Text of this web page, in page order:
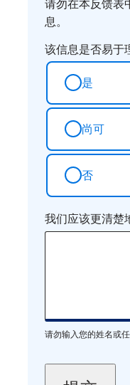
请勿在本反馈表
息。
该信息是否易于
是
尚可
否
我们应该更清楚
请勿输入您的姓名或任